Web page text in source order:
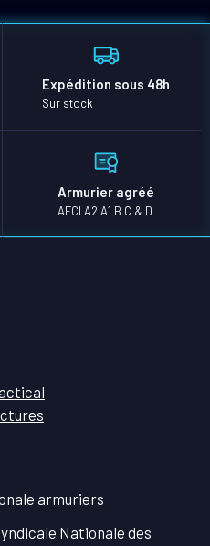
Expédition sous 48h
Sur stock
Armurier agréé
AFCI A2 A1 B C & D
Nationale des